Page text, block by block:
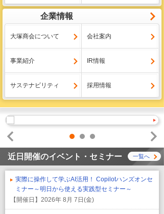
企業情報
大塚商会について 会社案内
事業紹介 IR情報
サステナビリティ 採用情報
1 2
3
Prev
Next
近日開催のイベント・セミナー 一覧へ
実際に操作して学ぶAI活用！ Copilotハンズオンセ
ミナー～明日から使える実践型セミナー～
【開催日】 2026年 8月 7日(金)